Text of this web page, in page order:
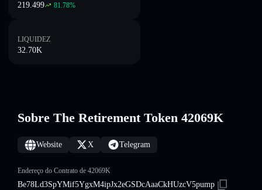
219.499 81.78%
LIQUIDEZ
32.70K
Sobre The Retirement Token 42069K
Website X Telegram
Endereço do Contrato de 42069K
Be78Ld3SpYMif5YgxM4ipJx2eGSDcAaaCkHUzcV5pump